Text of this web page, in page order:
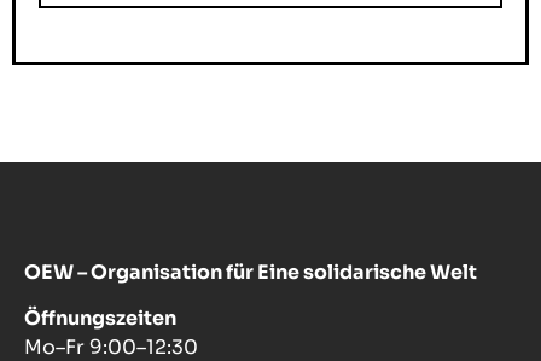
OEW – Organisation für Eine solidarische Welt
Öffnungszeiten
Mo–Fr 9:00–12:30